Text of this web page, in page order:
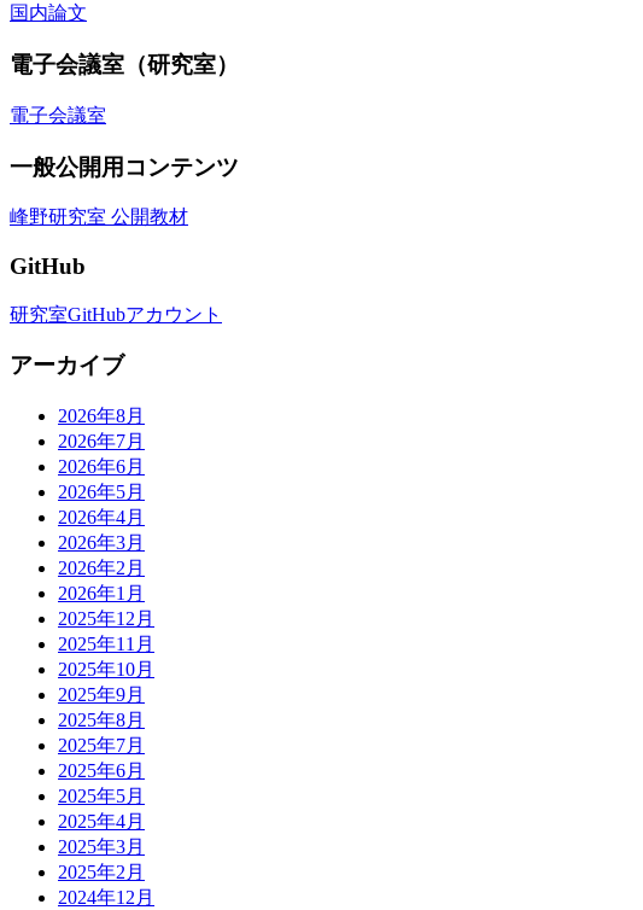
国内論文
電子会議室（研究室）
電子会議室
一般公開用コンテンツ
峰野研究室 公開教材
GitHub
研究室GitHubアカウント
アーカイブ
2026年8月
2026年7月
2026年6月
2026年5月
2026年4月
2026年3月
2026年2月
2026年1月
2025年12月
2025年11月
2025年10月
2025年9月
2025年8月
2025年7月
2025年6月
2025年5月
2025年4月
2025年3月
2025年2月
2024年12月